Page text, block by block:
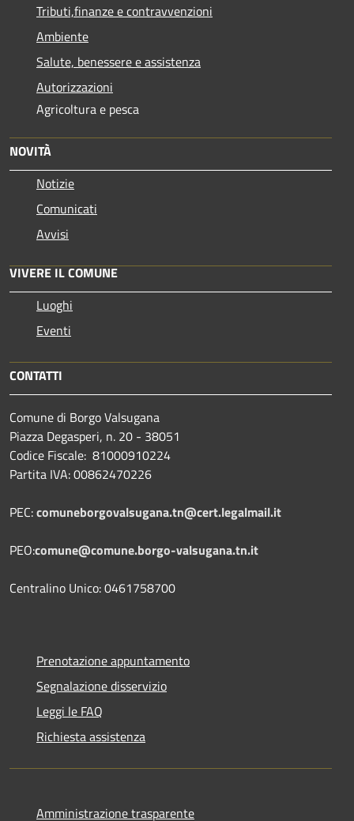
Tributi,finanze e contravvenzioni
Ambiente
Salute, benessere e assistenza
Autorizzazioni
Agricoltura e pesca
NOVITÀ
Notizie
Comunicati
Avvisi
VIVERE IL COMUNE
Luoghi
Eventi
CONTATTI
Comune di Borgo Valsugana
Piazza Degasperi, n. 20 - 38051
Codice Fiscale: 81000910224
Partita IVA: 00862470226
PEC:comuneborgovalsugana.tn@cert.legalmail.it
PEO:comune@comune.borgo-valsugana.tn.it
Centralino Unico: 0461758700
Prenotazione appuntamento
Segnalazione disservizio
Leggi le FAQ
Richiesta assistenza
Amministrazione trasparente